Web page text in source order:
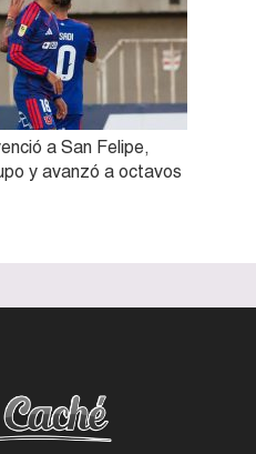
a San Felipe,
y avanzó a octavos